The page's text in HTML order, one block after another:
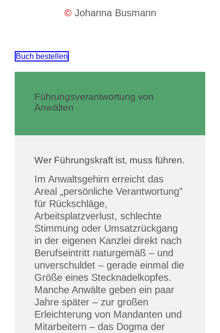
© Johanna Busmann
Buch bestellen
Führungsverantwortung von
Anwälten
Wer Führungskraft ist, muss führen.
Im Anwaltsgehirn erreicht das
Areal „persönliche Verantwortung”
für Rückschläge,
Arbeitsplatzverlust, schlechte
Stimmung oder Umsatzrückgang
in der eigenen Kanzlei direkt nach
Berufseintritt naturgemäß – und
unverschuldet – gerade einmal die
Größe eines Stecknadelkopfes.
Manche Anwälte geben ein paar
Jahre später – zur großen
Erleichterung von Mandanten und
Mitarbeitern – das Dogma der